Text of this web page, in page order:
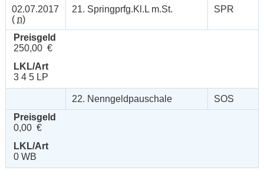
02.07.2017
( n)
21. Springprfg.Kl.L m.St. SPR
Preisgeld
250,00 €
LKL/Art
3 4 5 LP
22. Nenngeldpauschale
SOS
Preisgeld
0,00 €
LKL/Art
0 WB